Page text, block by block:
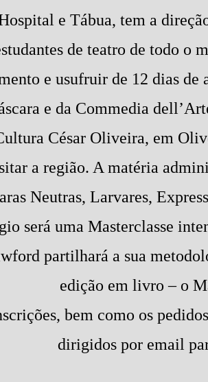
e Tábua, tem a
de teatro de todo o
e usufruir de 12 dias de
e da Commedia
César Oliveira, em
a região. A matéria
Neutras, Larvares,
será uma Masterclasse
partilhará a sua
edição em livro – o
bem como os
dirigidos por email